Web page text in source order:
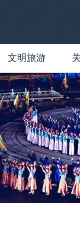
文明旅游